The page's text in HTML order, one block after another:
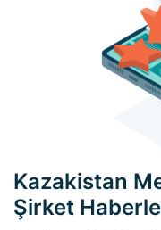
Kazakistan
Şirket